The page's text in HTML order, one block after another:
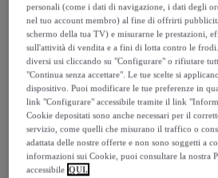
29,95 €
55,95 €
-46%
Venduto daTata Italia
personali (come i dati di navigazione, i dati degli
nel tuo account membro) al fine di offrirti
schermo della tua TV) e misurarne le prestazioni,
sull'attività di vendita e a fini di lotta contro le
diversi usi cliccando su "Configurare" o rifiutare
"Continua senza accettare". Le tue scelte si
dispositivo. Puoi modificare le tue preferenze in
link "Configurare" accessibile tramite il link
Cookie depositati sono anche necessari per il
servizio, come quelli che misurano il traffico o
adattata delle nostre offerte e non sono soggetti a
informazioni sui Cookie, puoi consultare la nostra
accessibile QUI.